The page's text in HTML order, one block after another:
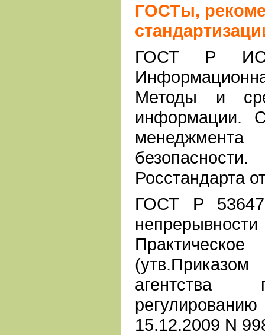
ГОСТы,
ГОСТ Р
Методы и
информации.
Росстандарта
ГОСТ Р
агентства
15.12.2009 N